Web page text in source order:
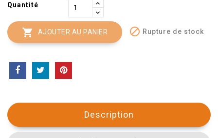
Quantité
 AJOUTER AU PANIER  Rupture de stock
Description